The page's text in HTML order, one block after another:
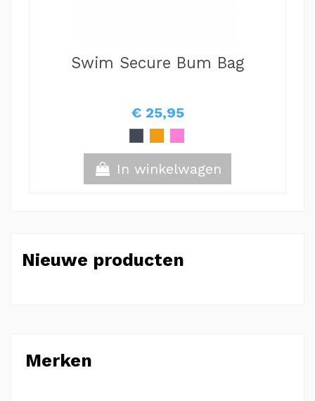
Swim Secure Bum Bag
€ 25,95
In winkelwagen
Nieuwe producten
Merken